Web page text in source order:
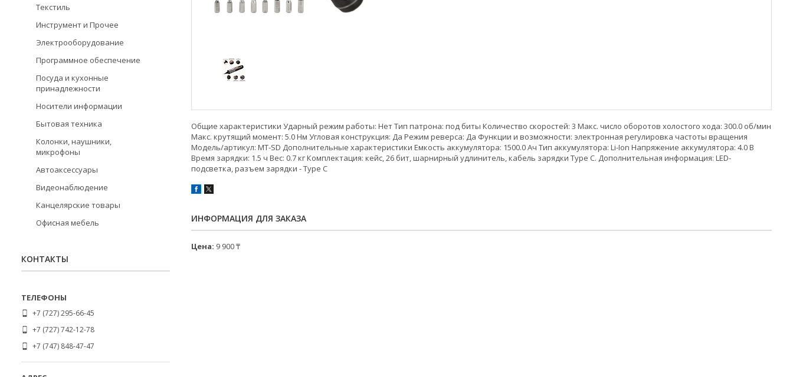
Общие характеристики Ударный режим работы: Нет Тип патрона: под биты Количество скоростей: 3 Макс. число оборотов холостого хода: 300.0 об/мин
Макс. крутящий момент: 5.0 Нм Угловая конструкция: Да Режим реверса: Да Функции и возможности: электронная регулировка частоты вращения
Модель/артикул: MT-SD Дополнительные характеристики Емкость аккумулятора: 1500.0 Ач Тип аккумулятора: Li-Ion Напряжение аккумулятора: 4.0 В
Время зарядки: 1.5 ч Вес: 0.7 кг Комплектация: кейс, 26 бит, шарнирный удлинитель, кабель зарядки Type C. Дополнительная информация: LED-
подсветка, разъем зарядки - Type C
ИНФОРМАЦИЯ ДЛЯ ЗАКАЗА
Цена: 9 900 ₸
Текстиль
Инструмент и Прочее
Электрооборудование
Программное обеспечение
Посуда и кухонные
принадлежности
Носители информации
Бытовая техника
Колонки, наушники,
микрофоны
Автоаксессуары
Видеонаблюдение
Канцелярские товары
Офисная мебель
КОНТАКТЫ
+7 (727) 295-66-45
+7 (727) 742-12-78
+7 (747) 848-47-47